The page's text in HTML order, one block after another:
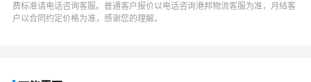
费标准请电话咨询客服。普通客户报价以电话咨询港邦物流客服为准，月结客
户以合同约定价格为准，感谢您的理解。